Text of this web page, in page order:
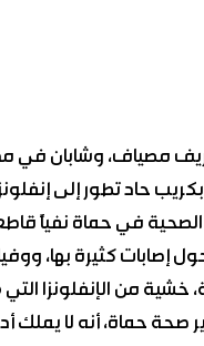
في ريف مصياف، وشابان
حاد تطور إلى
في حماة نفياً قاطعاً
إصابات كثيرة بها،
خشية من الإنفلونزا
صحة حماة، أنه لا